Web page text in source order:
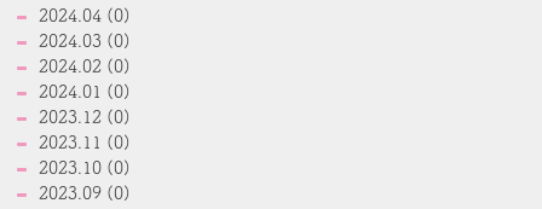
2024.04 (0)
2024.03 (0)
2024.02 (0)
2024.01 (0)
2023.12 (0)
2023.11 (0)
2023.10 (0)
2023.09 (0)